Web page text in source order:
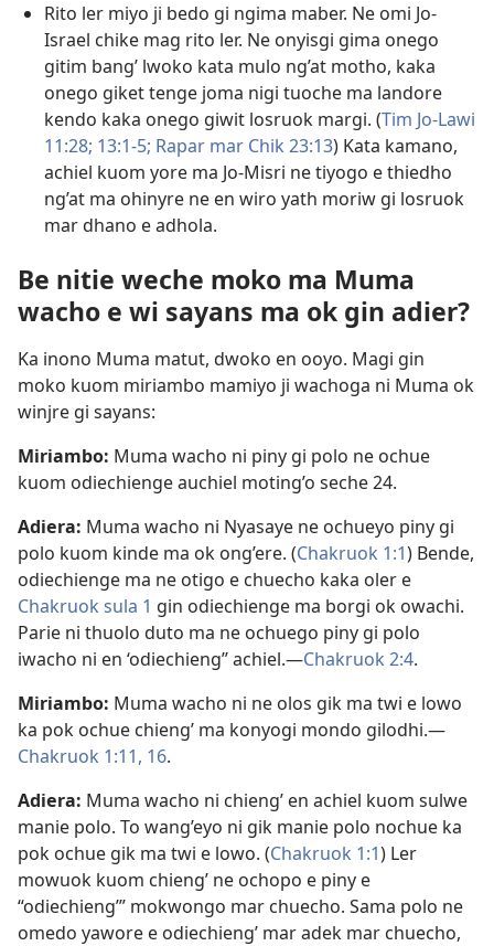
Rito ler miyo ji bedo gi ngima maber. Ne omi Jo-
Israel chike mag rito ler. Ne onyisgi gima onego
gitim bang’ lwoko kata mulo ng’at motho, kaka
onego giket tenge joma nigi tuoche ma landore
kendo kaka onego giwit losruok margi. (Tim Jo-Lawi
11:28; 13:1-5; Rapar mar Chik 23:13) Kata kamano,
achiel kuom yore ma Jo-Misri ne tiyogo e thiedho
ng’at ma ohinyre ne en wiro yath moriw gi losruok
mar dhano e adhola.
Be nitie weche moko ma Muma
wacho e wi sayans ma ok gin adier?
Ka inono Muma matut, dwoko en ooyo. Magi gin
moko kuom miriambo mamiyo ji wachoga ni Muma ok
winjre gi sayans:
Miriambo: Muma wacho ni piny gi polo ne ochue
kuom odiechienge auchiel moting’o seche 24.
Adiera: Muma wacho ni Nyasaye ne ochueyo piny gi
polo kuom kinde ma ok ong’ere. (Chakruok 1:1) Bende,
odiechienge ma ne otigo e chuecho kaka oler e
Chakruok sula 1 gin odiechienge ma borgi ok owachi.
Parie ni thuolo duto ma ne ochuego piny gi polo
iwacho ni en ‘odiechieng’’ achiel.​—Chakruok 2:4.
Miriambo: Muma wacho ni ne olos gik ma twi e lowo
ka pok ochue chieng’ ma konyogi mondo gilodhi.​—
Chakruok 1:11, 16.
Adiera: Muma wacho ni chieng’ en achiel kuom sulwe
manie polo. To wang’eyo ni gik manie polo nochue ka
pok ochue gik ma twi e lowo. (Chakruok 1:1) Ler
mowuok kuom chieng’ ne ochopo e piny e
“odiechieng’” mokwongo mar chuecho. Sama polo ne
omedo yawore e odiechieng’ mar adek mar chuecho,